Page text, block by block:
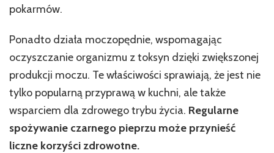
pokarmów.
Ponadto działa moczopędnie, wspomagając
oczyszczanie organizmu z toksyn dzięki zwiększonej
produkcji moczu. Te właściwości sprawiają, że jest nie
tylko popularną przyprawą w kuchni, ale także
wsparciem dla zdrowego trybu życia. Regularne
spożywanie czarnego pieprzu może przynieść
liczne korzyści zdrowotne.